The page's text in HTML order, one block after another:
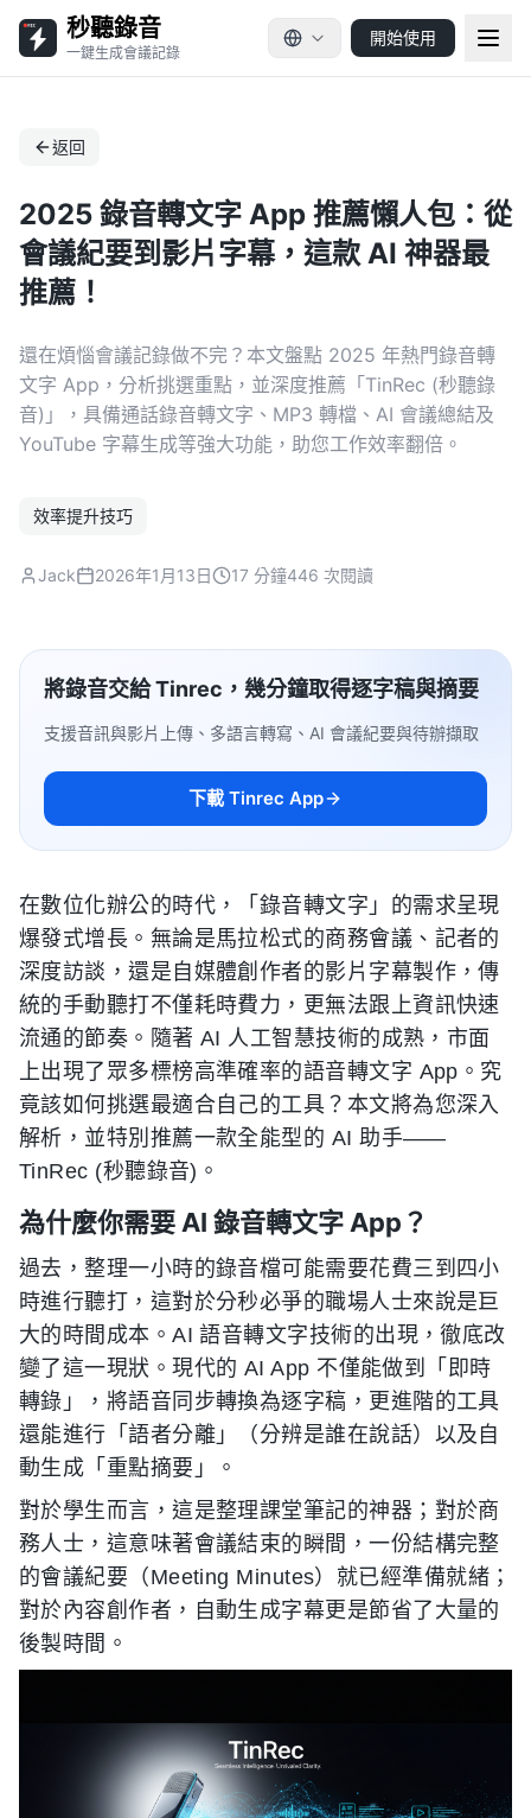
秒聽錄音
一鍵生成會議記錄
開始使用
返回
2025 錄音轉文字 App 推薦懶人包：從
會議紀要到影片字幕，這款 AI 神器最
推薦！
還在煩惱會議記錄做不完？本文盤點 2025 年熱門錄音轉
文字 App，分析挑選重點，並深度推薦「TinRec (秒聽錄
音)」，具備通話錄音轉文字、MP3 轉檔、AI 會議總結及
YouTube 字幕生成等強大功能，助您工作效率翻倍。
效率提升技巧
Jack 2026年1月13日 17 分鐘446 次閱讀
將錄音交給 Tinrec，幾分鐘取得逐字稿與摘要
支援音訊與影片上傳、多語言轉寫、AI 會議紀要與待辦擷取
下載 Tinrec App
在數位化辦公的時代，「錄音轉文字」的需求呈現
爆發式增長。無論是馬拉松式的商務會議、記者的
深度訪談，還是自媒體創作者的影片字幕製作，傳
統的手動聽打不僅耗時費力，更無法跟上資訊快速
流通的節奏。隨著 AI 人工智慧技術的成熟，市面
上出現了眾多標榜高準確率的語音轉文字 App。究
竟該如何挑選最適合自己的工具？本文將為您深入
解析，並特別推薦一款全能型的 AI 助手——
TinRec (秒聽錄音)。
為什麼你需要 AI 錄音轉文字 App？
過去，整理一小時的錄音檔可能需要花費三到四小
時進行聽打，這對於分秒必爭的職場人士來說是巨
大的時間成本。AI 語音轉文字技術的出現，徹底改
變了這一現狀。現代的 AI App 不僅能做到「即時
轉錄」，將語音同步轉換為逐字稿，更進階的工具
還能進行「語者分離」（分辨是誰在說話）以及自
動生成「重點摘要」。
對於學生而言，這是整理課堂筆記的神器；對於商
務人士，這意味著會議結束的瞬間，一份結構完整
的會議紀要（Meeting Minutes）就已經準備就緒；
對於內容創作者，自動生成字幕更是節省了大量的
後製時間。